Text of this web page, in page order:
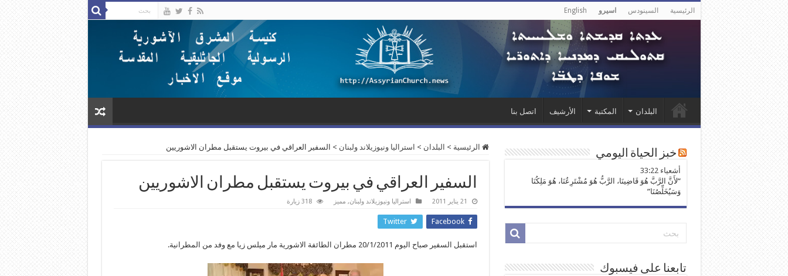
الرئيسية السينودس اسيرو English
البلدان المكتبة الأرشيف اتصل بنا
الرئيسية > البلدان > استراليا ونيوزيلاند ولبنان > السفير العراقي في بيروت يستقبل مطران الاشوريين
السفير العراقي في بيروت يستقبل مطران الاشوريين
21 يناير 2011 استراليا ونيوزيلاند ولبنان, مميز 318 زيارة
Facebook
Twitter
استقبل السفير صباح اليوم 20/1/2011 مطران الطائفة الاشورية مار ميلس زيا مع وفد من المطرانية.
خبز الحياة اليومي
ﺃﺷﻌﻴﺎء 33:22
“لأَنَّ الرَّبَّ هُوَ قَاضِينَا، الرَّبُّ هُوَ مُشْتَرِعُنَا، هُوَ مَلِكُنَا
وَسَيُخَلِّصُنَا”
تابعنا على فيسبوك